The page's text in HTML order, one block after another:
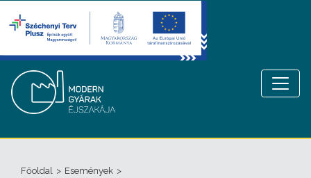
Főoldal > Események >